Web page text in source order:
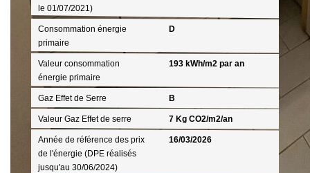
le 01/07/2021)
Consommation énergie
primaire
D
Valeur consommation
énergie primaire
193 kWh/m2 par an
Gaz Effet de Serre B
Valeur Gaz Effet de serre 7 Kg CO2/m2/an
Année de référence des prix
de l'énergie (DPE réalisés
jusqu'au 30/06/2024)
16/03/2026